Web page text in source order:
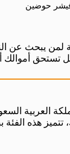
حوضين
يبحث عن
تستحق أموالك
العربية
هذه الفئة